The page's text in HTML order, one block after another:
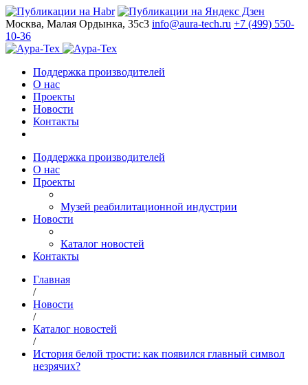
Москва, Малая Ордынка, 35с3 info@aura-tech.ru +7 (499) 550-
10-36
Поддержка производителей
О нас
Проекты
Новости
Контакты
Поддержка производителей
О нас
Проекты
Музей реабилитационной индустрии
Новости
Каталог новостей
Контакты
Главная
/
Новости
/
Каталог новостей
/
История белой трости: как появился главный символ
незрячих?